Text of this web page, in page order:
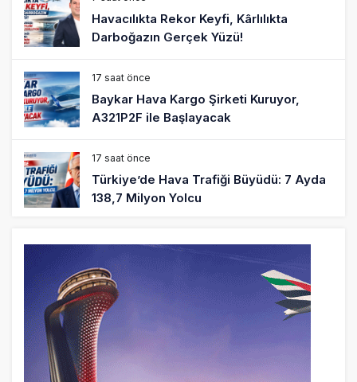
Havacılıkta Rekor Keyfi, Kârlılıkta
Darboğazın Gerçek Yüzü!
17 saat önce
Baykar Hava Kargo Şirketi Kuruyor,
A321P2F ile Başlayacak
17 saat önce
Türkiye’de Hava Trafiği Büyüdü: 7 Ayda
138,7 Milyon Yolcu
Cebu Pacific Uçağı Kalkış Öncesi Pistten
Çıktı, Uçuşlar Durdu